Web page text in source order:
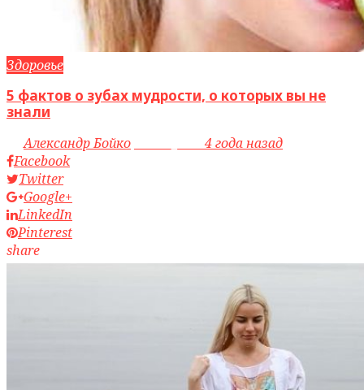
Здоровье
5 фактов о зубах мудрости, о которых вы не
знали
byАлександр Бойко
4 года назад
Facebook
Twitter
Google+
LinkedIn
Pinterest
share